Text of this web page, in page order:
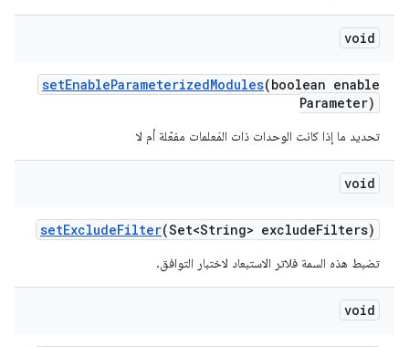
void
setEnableParameterizedModules(boolean enable
Parameter)
تحديد ما إذا كانت الوحدات ذات المَعلمات مفعّلة أم لا
void
setExcludeFilter(Set<String> excludeFilters)
تضبط هذه السمة فلاتر الاستبعاد لاختبار التوافق.
void